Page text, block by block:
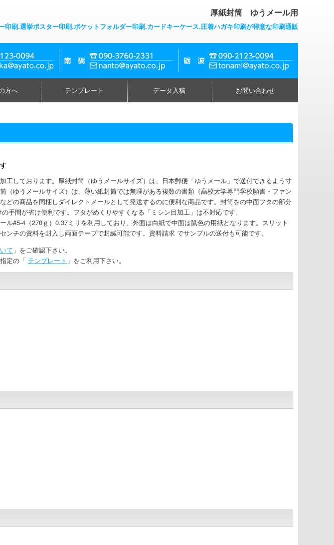
厚紙封筒 ゆうメール用
印刷.選挙ポスター印刷.ポケットフォルダー印刷.カードキーケース.圧着ハガキ印刷が得意な印刷通販
方へ テンプレート データ入稿 お問い合わせ
工しております。厚紙封筒（ゆうメールサイズ）は、日本郵便「ゆうメール」で送付できるよう寸
（ゆうメールサイズ）は、薄い紙封筒では無理がある複数の書類（高校大学専門学校願書・ファン
どの商品を同梱しダイレクトメールとして発送するのに便利な商品です。封筒をの中面フタの部分
手間が省け便利です。フタがめくりやすくなる「ミシン目加工」は不対応です。
ル#5-4（270ｇ）0.37ミリを利用しており、外面は白紙で中面は鼠色の用紙となります。スリット
チの資料を封入し両面テープで封緘可能です。資料請求 でサンプルの送付も可能です。
て 」をご確認下さい。
定の「 テンプレート 」をご利用下さい。